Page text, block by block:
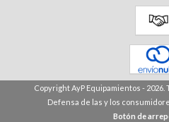
Copyright AyP Equipamientos -
Defensa de las y los
Botón de